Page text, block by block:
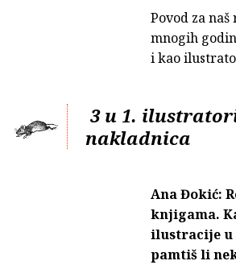
Povod za
mnogih
i kao
3 u 1.
nakladnica
Ana Đokić:
knjigama.
ilustracije u
pamtiš li